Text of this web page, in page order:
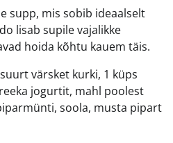
supp, mis sobib ideaalselt
lisab supile vajalikke
hoida kõhtu kauem täis.
värsket kurki, 1 küps
jogurtit, mahl poolest
soola, musta pipart